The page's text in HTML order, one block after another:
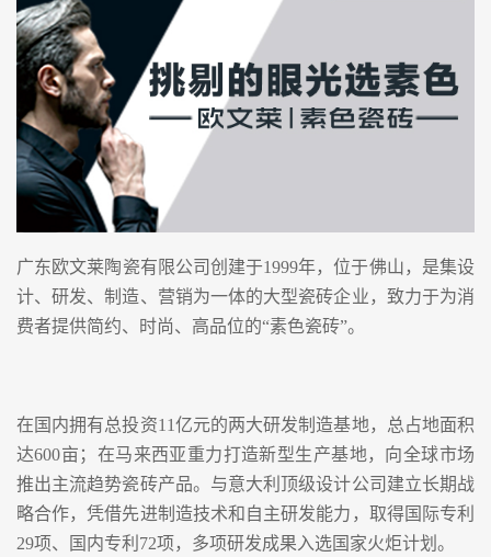
广东欧文莱陶瓷有限公司创建于1999年，位于佛山，是集设
计、研发、制造、营销为一体的大型瓷砖企业，致力于为消
费者提供简约、时尚、高品位的“素色瓷砖”。
在国内拥有总投资11亿元的两大研发制造基地，总占地面积
达600亩；在马来西亚重力打造新型生产基地，向全球市场
推出主流趋势瓷砖产品。与意大利顶级设计公司建立长期战
略合作，凭借先进制造技术和自主研发能力，取得国际专利
29项、国内专利72项，多项研发成果入选国家火炬计划。